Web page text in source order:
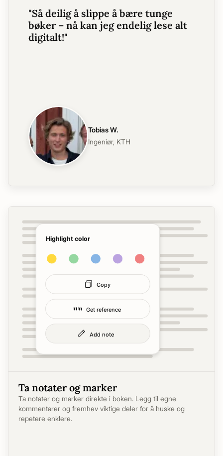
"Så deilig å slippe å bære tunge
bøker – nå kan jeg endelig lese alt
digitalt!"
Tobias W.
Ingeniør, KTH
Ta notater og marker
Ta notater og marker direkte i boken. Legg til egne
kommentarer og fremhev viktige deler for å huske og
repetere enklere.